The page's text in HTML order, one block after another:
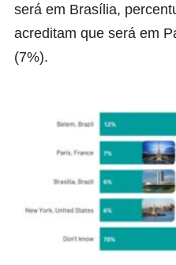
será em Brasília,
acreditam que será em
(7%).